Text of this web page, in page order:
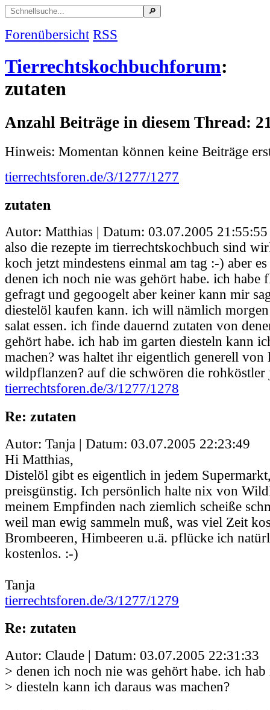
Forenübersicht RSS
Tierrechtskochbuchforum:
zutaten
Anzahl Beiträge in diesem Thread:
Hinweis: Momentan können keine Beiträge
tierrechtsforen.de/3/1277/1277
zutaten
Autor: Matthias | Datum: 03.07.2005 21:55:55
also die rezepte im tierrechtskochbuch sind
koch jetzt mindestens einmal am tag :-) aber
denen ich noch nie was gehört habe. ich habe
gefragt und gegoogelt aber keiner kann mir
diestelöl kaufen kann. ich will nämlich
salat essen. ich finde dauernd zutaten von
gehört habe. ich hab im garten diesteln kann
machen? was haltet ihr eigentlich generell von
wildpflanzen? auf die schwören die rohköstler
tierrechtsforen.de/3/1277/1278
Re: zutaten
Autor: Tanja | Datum: 03.07.2005 22:23:49
Hi Matthias,
Distelöl gibt es eigentlich in jedem
preisgünstig. Ich persönlich halte nix von
meinem Empfinden nach ziemlich scheiße
weil man ewig sammeln muß, was viel Zeit
Brombeeren, Himbeeren u.ä. pflücke ich
kostenlos. :-)
Tanja
tierrechtsforen.de/3/1277/1279
Re: zutaten
Autor: Claude | Datum: 03.07.2005 22:31:33
> denen ich noch nie was gehört habe. ich
> diesteln kann ich daraus was machen?